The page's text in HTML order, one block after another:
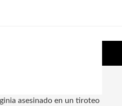
asesinado en un tiroteo